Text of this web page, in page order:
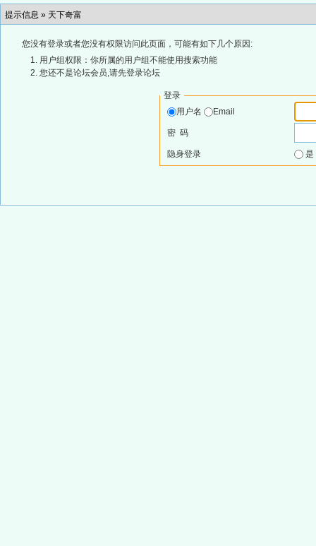
提示信息 » 天下奇富
您没有登录或者您没有权限访问此页面，可能有如下几个原因:
用户组权限：你所属的用户组不能使用搜索功能
您还不是论坛会员,请先登录论坛
登录
用户名
Email
密 码
隐身登录